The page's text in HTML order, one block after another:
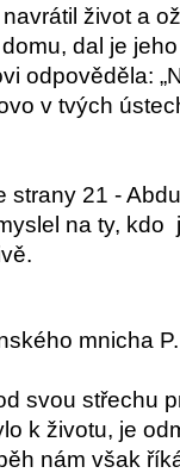
život a
dal je
odpověděla:
v tvých
strany 21 -
na ty, kdo
mnicha
svou střechu
k životu, je
nám však